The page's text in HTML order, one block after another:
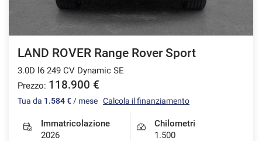
LAND ROVER Range Rover Sport
3.0D l6 249 CV Dynamic SE
Prezzo: 118.900 €
Tua da 1.584 € / mese Calcola il finanziamento
Immatricolazione
2026
Chilometri
1.500